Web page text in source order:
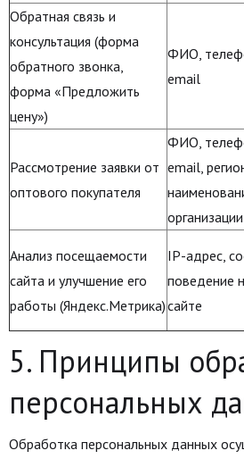
Обратная связь и
консультация (форма
обратного звонка,
форма «Предложить
цену»)
ФИО,
email
Рассмотрение заявки от
оптового покупателя
ФИО,
email,
организации
Анализ посещаемости
сайта и улучшение его
работы (Яндекс.Метрика)
IP-адрес,
поведение
сайте
5. Принципы
персональных
Обработка персональных данных